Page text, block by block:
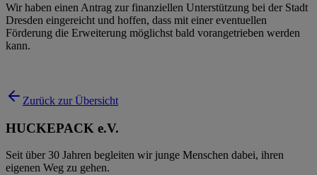
Wir haben einen Antrag zur finanziellen Unterstützung bei der Stadt
Dresden eingereicht und hoffen, dass mit einer eventuellen
Förderung die Erweiterung möglichst bald vorangetrieben werden
kann.
Zurück zur Übersicht
HUCKEPACK e.V.
Seit über 30 Jahren begleiten wir junge Menschen dabei, ihren
eigenen Weg zu gehen.